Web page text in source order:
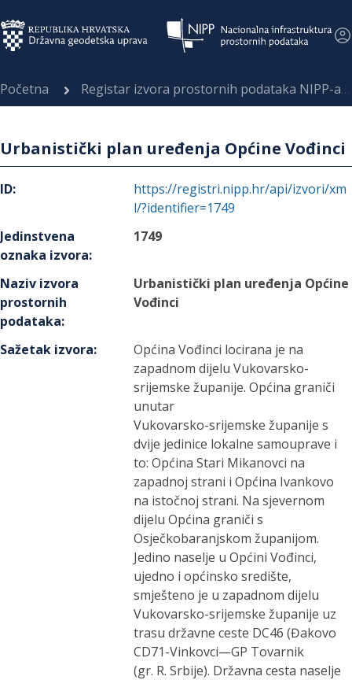
Početna Registar izvora prostornih podataka NIPP-a
Urbanistički plan uređenja Općine Vođinci
ID:
https://registri.nipp.hr/api/izvori/xm
l/?identifier=1749
Jedinstvena
oznaka izvora:
1749
Naziv izvora
prostornih
podataka:
Urbanistički plan uređenja Općine
Vođinci
Sažetak izvora:
Općina Vođinci locirana je na
zapadnom dijelu Vukovarsko-
srijemske županije. Općina graniči
unutar
Vukovarsko-srijemske županije s
dvije jedinice lokalne samouprave i
to: Općina Stari Mikanovci na
zapadnoj strani i Općina Ivankovo
na istočnoj strani. Na sjevernom
dijelu Općina graniči s
Osječkobaranjskom županijom.
Jedino naselje u Općini Vođinci,
ujedno i općinsko središte,
smješteno je u zapadnom dijelu
Vukovarsko-srijemske županije uz
trasu državne ceste DC46 (Đakovo
CD71-Vinkovci—GP Tovarnik
(gr. R. Srbije). Državna cesta naselje